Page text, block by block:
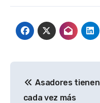
de
Asadores tienen
cada vez más